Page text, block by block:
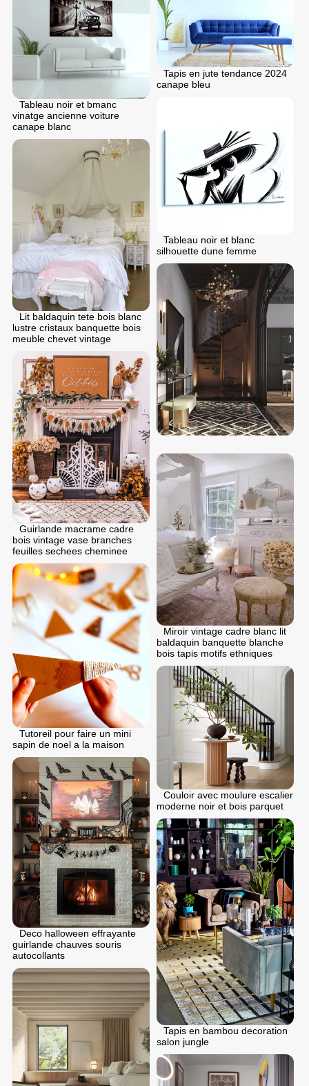
Tableau noir et bmanc
vinatge ancienne voiture
canape blanc
Tapis en jute tendance 2024
canape bleu
Tableau noir et blanc
silhouette dune femme
Lit baldaquin tete bois blanc
lustre cristaux banquette bois
meuble chevet vintage
Guirlande macrame cadre
bois vintage vase branches
feuilles sechees cheminee
Miroir vintage cadre blanc lit
baldaquin banquette blanche
bois tapis motifs ethniques
Tutoreil pour faire un mini
sapin de noel a la maison
Couloir avec moulure escalier
moderne noir et bois parquet
Deco halloween effrayante
guirlande chauves souris
autocollants
Tapis en bambou decoration
salon jungle